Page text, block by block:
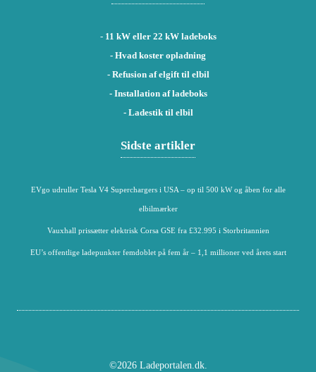
- 11 kW eller 22 kW ladeboks
- Hvad koster opladning
- Refusion af elgift til elbil
- Installation af ladeboks
- Ladestik til elbil
Sidste artikler
EVgo udruller Tesla V4 Superchargers i USA – op til 500 kW og åben for alle
elbilmærker
Vauxhall prissætter elektrisk Corsa GSE fra £32.995 i Storbritannien
EU’s offentlige ladepunkter femdoblet på fem år – 1,1 millioner ved årets start
©2026 Ladeportalen.dk.